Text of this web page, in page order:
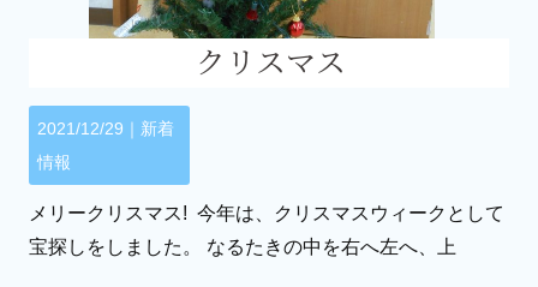
クリスマス
2021/12/29｜ 新着
情報
メリークリスマス! 今年は、クリスマスウィークとして
宝探しをしました。 なるたきの中を右へ左へ、上